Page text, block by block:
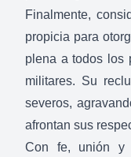
Finalmente,
propicia para
plena a todos los
militares. Su
severos,
afrontan sus
Con fe, unión y